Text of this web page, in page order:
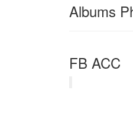
Albums
FB ACC